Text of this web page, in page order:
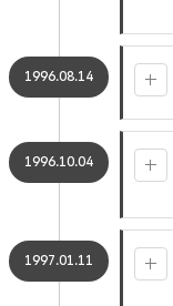
1996.08.14
1996.10.04
1997.01.11